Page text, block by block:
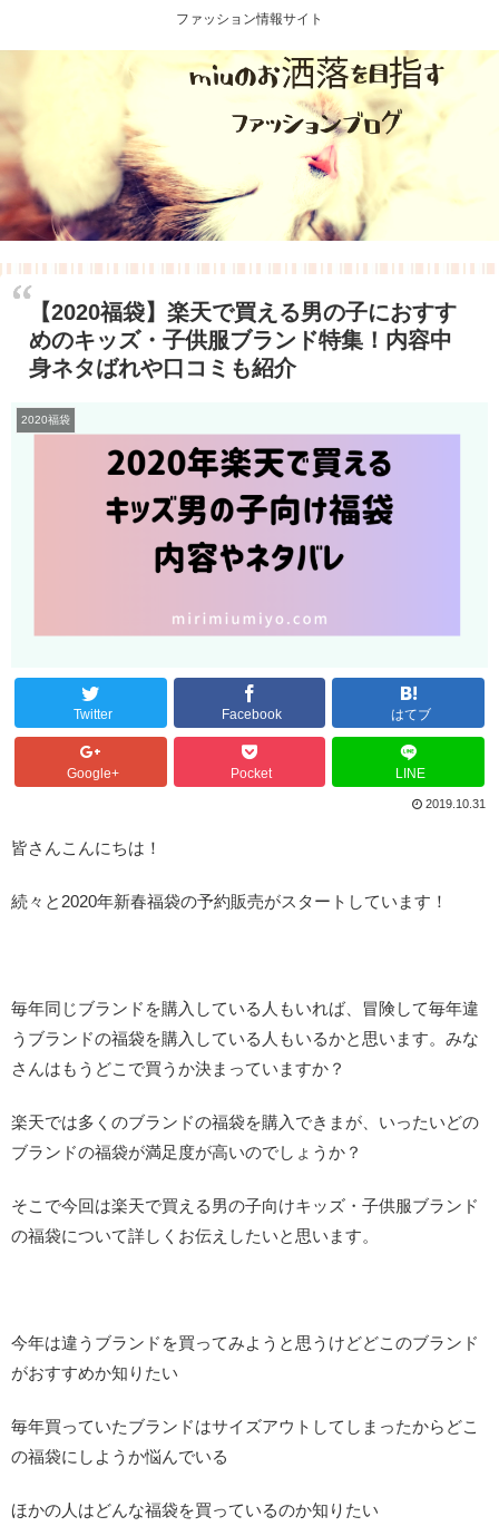
ファッション情報サイト
【2020福袋】楽天で買える男の子におすす
めのキッズ・子供服ブランド特集！内容中
身ネタばれや口コミも紹介
2020福袋
Twitter Facebook はてブ
Google+ Pocket LINE
2019.10.31
皆さんこんにちは！
続々と2020年新春福袋の予約販売がスタートしています！
毎年同じブランドを購入している人もいれば、冒険して毎年違
うブランドの福袋を購入している人もいるかと思います。みな
さんはもうどこで買うか決まっていますか？
楽天では多くのブランドの福袋を購入できまが、いったいどの
ブランドの福袋が満足度が高いのでしょうか？
そこで今回は楽天で買える男の子向けキッズ・子供服ブランド
の福袋について詳しくお伝えしたいと思います。
今年は違うブランドを買ってみようと思うけどどこのブランド
がおすすめか知りたい
毎年買っていたブランドはサイズアウトしてしまったからどこ
の福袋にしようか悩んでいる
ほかの人はどんな福袋を買っているのか知りたい